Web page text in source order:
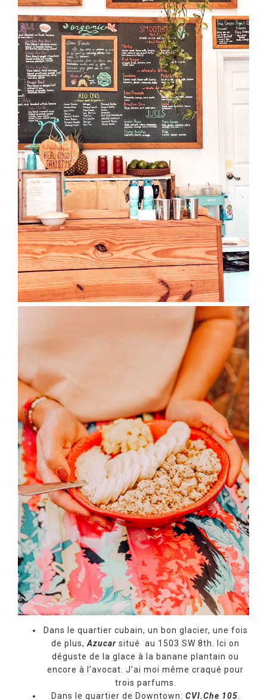
Dans le quartier cubain, un bon glacier, une fois
de plus, Azucar situé au 1503 SW 8th. Ici on
déguste de la glace à la banane plantain ou
encore à l’avocat. J’ai moi même craqué pour
trois parfums.
Dans le quartier de Downtown: CVI.Che 105